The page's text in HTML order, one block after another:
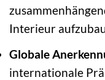
Interieur
Globale
internationale